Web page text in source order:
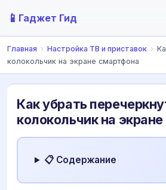
📱 Гаджет Гид
Главная › Настройка ТВ и приставок ›
колокольчик на экране смартфона
Как убрать
колокольчик на
📋 Содержание